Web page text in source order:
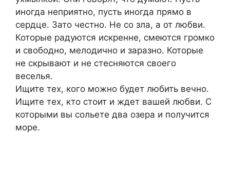
иногда неприятно, пусть иногда прямо в
сердце. Зато честно. Не со зла, а от любви.
Которые радуются искренне, смеются громко
и свободно, мелодично и заразно. Которые
не скрывают и не стесняются своего
веселья.
Ищите тех, кого можно будет любить вечно.
Ищите тех, кто стоит и ждет вашей любви. С
которыми вы сольете два озера и получится
море.